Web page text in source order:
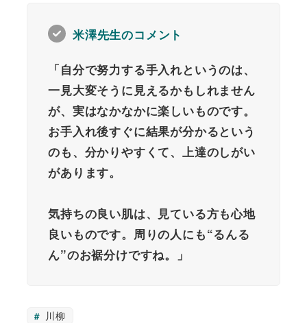
米澤先生のコメント
「自分で努力する手入れというのは、
一見大変そうに見えるかもしれません
が、実はなかなかに楽しいものです。
お手入れ後すぐに結果が分かるという
のも、分かりやすくて、上達のしがい
があります。
気持ちの良い肌は、見ている方も心地
良いものです。周りの人にも“るんる
ん”のお裾分けですね。」
川柳